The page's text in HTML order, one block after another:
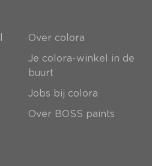
Over colora
Je colora-winkel in de
buurt
Jobs bij colora
Over BOSS paints